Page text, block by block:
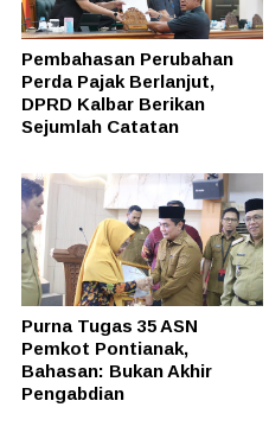
Pembahasan Perubahan
Perda Pajak Berlanjut,
DPRD Kalbar Berikan
Sejumlah Catatan
Purna Tugas 35 ASN
Pemkot Pontianak,
Bahasan: Bukan Akhir
Pengabdian